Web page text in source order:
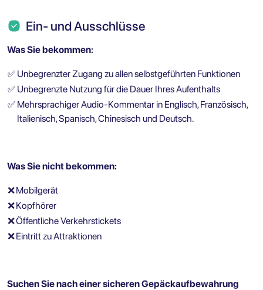
Ein- und Ausschlüsse
Was Sie bekommen:
✅ Unbegrenzter Zugang zu allen selbstgeführten Funktionen
✅ Unbegrenzte Nutzung für die Dauer Ihres Aufenthalts
✅ Mehrsprachiger Audio-Kommentar in Englisch, Französisch,
Italienisch, Spanisch, Chinesisch und Deutsch.
Was Sie nicht bekommen:
❌Mobilgerät
❌Kopfhörer
❌Öffentliche Verkehrstickets
❌Eintritt zu Attraktionen
Suchen Sie nach einer sicheren Gepäckaufbewahrung